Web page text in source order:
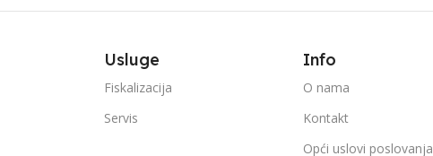
Usluge
Fiskalizacija
Servis
Info
O nama
Kontakt
Opći uslovi poslovanja